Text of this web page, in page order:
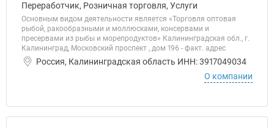
Переработчик, Розничная торговля, Услуги
Основным видом деятельности является «Торговля оптовая
рыбой, ракообразными и моллюсками, консервами и
пресервами из рыбы и морепродуктов» Калининградская обл., г.
Калининград, Московский проспект , дом 196 - факт. адрес
Россия, Калининградская область ИНН: 3917049034
О компании